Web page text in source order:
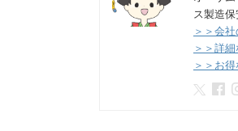
ス製造
＞＞会
＞＞詳
＞＞お